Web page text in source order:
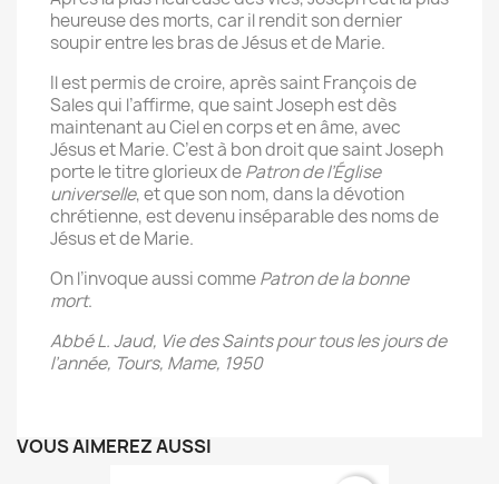
heureuse des morts, car il rendit son dernier
soupir entre les bras de Jésus et de Marie.
Il est permis de croire, après saint François de
Sales qui l’affirme, que saint Joseph est dès
maintenant au Ciel en corps et en âme, avec
Jésus et Marie. C’est à bon droit que saint Joseph
porte le titre glorieux dePatron de l’Église
universelle, et que son nom, dans la dévotion
chrétienne, est devenu inséparable des noms de
Jésus et de Marie.
On l’invoque aussi commePatron de la bonne
mort.
Abbé L. Jaud, Vie des Saints pour tous les jours de
l’année, Tours, Mame, 1950
VOUS AIMEREZ AUSSI